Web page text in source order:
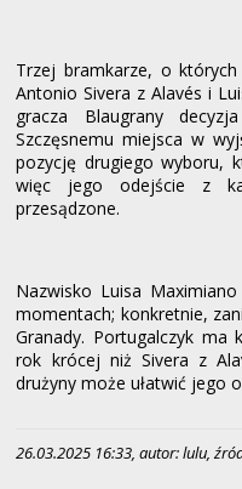
Trzej bramkarze, o
Antonio Sivera z Alavés i
gracza Blaugrany
Szczęsnemu miejsca w
pozycję drugiego wyboru,
więc jego odejście z
przesądzone.
Nazwisko Luisa
momentach; konkretnie,
Granady. Portugalczyk
rok krócej niż Sivera z
drużyny może ułatwić jego
26.03.2025 16:33, autor: lulu,